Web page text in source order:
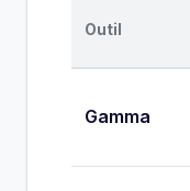
Outil
Gamma